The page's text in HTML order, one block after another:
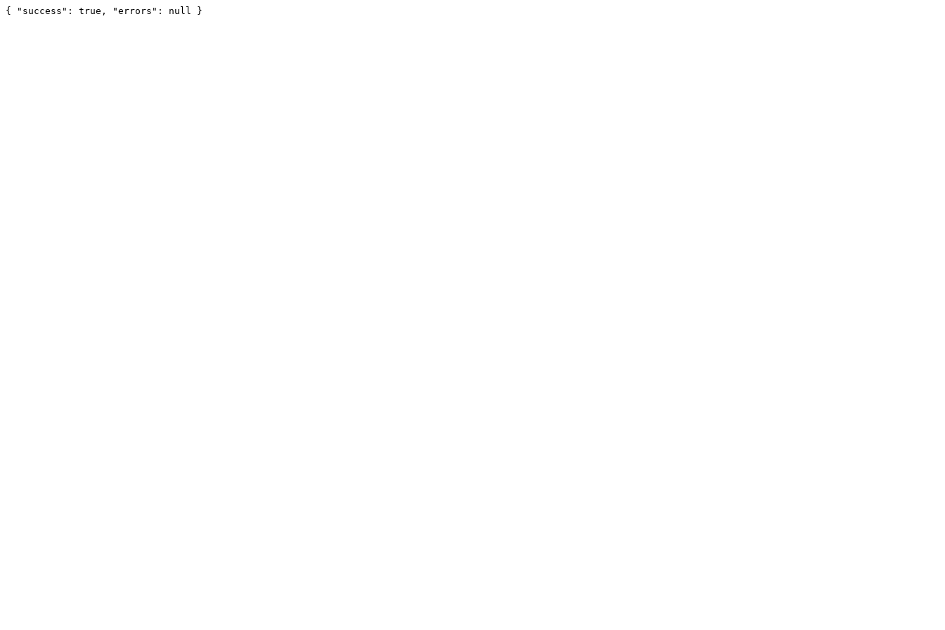
{ "success": true, "errors": null }